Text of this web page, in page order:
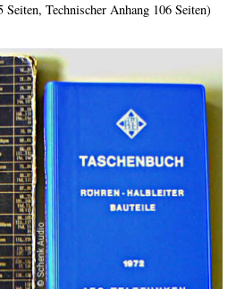
Seiten, Technischer Anhang 106 Seiten)